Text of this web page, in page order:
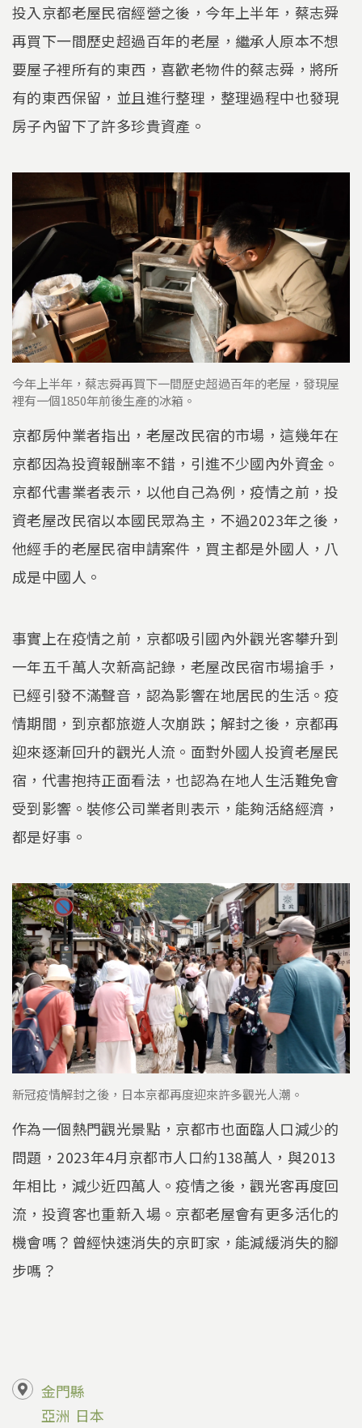
投入京都老屋民宿經營之後，今年上半年，蔡志舜
再買下一間歷史超過百年的老屋，繼承人原本不想
要屋子裡所有的東西，喜歡老物件的蔡志舜，將所
有的東西保留，並且進行整理，整理過程中也發現
房子內留下了許多珍貴資產。
今年上半年，蔡志舜再買下一間歷史超過百年的老屋，發現屋
裡有一個1850年前後生產的冰箱。
京都房仲業者指出，老屋改民宿的市場，這幾年在
京都因為投資報酬率不錯，引進不少國內外資金。
京都代書業者表示，以他自己為例，疫情之前，投
資老屋改民宿以本國民眾為主，不過2023年之後，
他經手的老屋民宿申請案件，買主都是外國人，八
成是中國人。
事實上在疫情之前，京都吸引國內外觀光客攀升到
一年五千萬人次新高記錄，老屋改民宿市場搶手，
已經引發不滿聲音，認為影響在地居民的生活。疫
情期間，到京都旅遊人次崩跌；解封之後，京都再
迎來逐漸回升的觀光人流。面對外國人投資老屋民
宿，代書抱持正面看法，也認為在地人生活難免會
受到影響。裝修公司業者則表示，能夠活絡經濟，
都是好事。
新冠疫情解封之後，日本京都再度迎來許多觀光人潮。
作為一個熱門觀光景點，京都市也面臨人口減少的
問題，2023年4月京都市人口約138萬人，與2013
年相比，減少近四萬人。疫情之後，觀光客再度回
流，投資客也重新入場。京都老屋會有更多活化的
機會嗎？曾經快速消失的京町家，能減緩消失的腳
步嗎？
金門縣
亞洲 日本